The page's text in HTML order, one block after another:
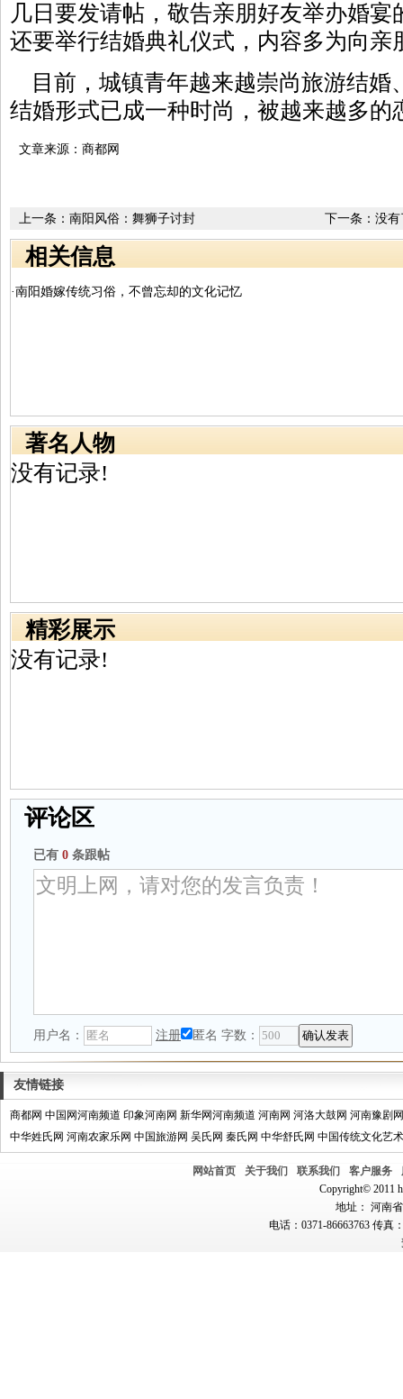
几日要发请帖，敬告亲朋好友举办婚
还要举行结婚典礼仪式，内容多为向亲
目前，城镇青年越来越崇尚旅游结婚
结婚形式已成一种时尚，被越来越多的
文章来源：商都网
下一条：没有
上一条： 南阳风俗：舞狮子讨封
相关信息
·南阳婚嫁传统习俗，不曾忘却的文化记忆
著名人物
没有记录!
精彩展示
没有记录!
评论区
已有 0 条跟帖
用户名： 注册 匿名 字数：
友情链接
商都网 中国网河南频道 印象河南网 新华网河南频道 河南网 河洛大鼓网 河南豫剧网
中华姓氏网 河南农家乐网 中国旅游网 吴氏网 秦氏网 中华舒氏网 中国传统文化艺
网站首页 关于我们 联系我们 客户服务
Copyright© 2011
地址： 河南
电话：0371-86663763 传真